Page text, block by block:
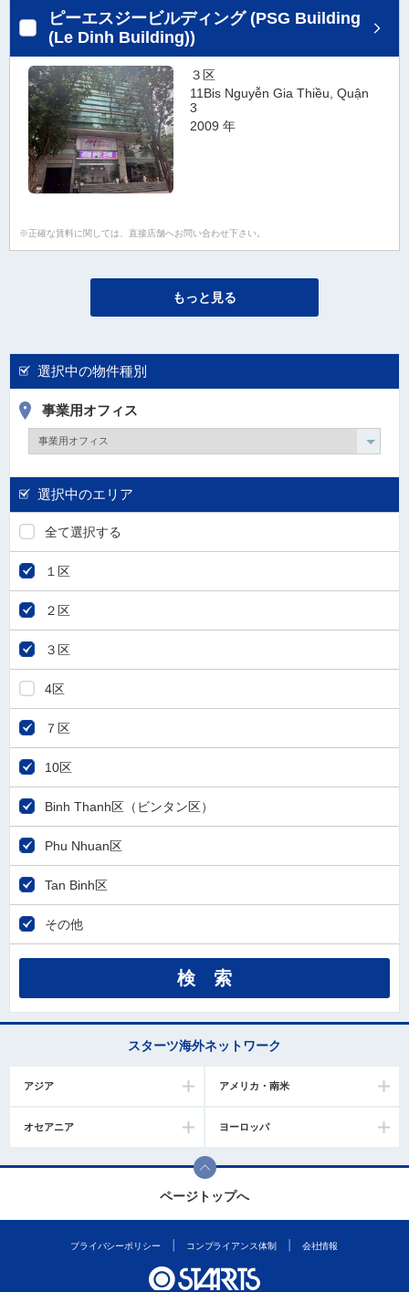
選択中の物件種別
事業用オフィス
選択中のエリア
全て選択する
１区
２区
３区
4区
７区
10区
Binh Thanh区（ビンタン区）
Phu Nhuan区
Tan Binh区
その他
ピーエスジービルディング (PSG Building
(Le Dinh Building))
３区
11Bis Nguyễn Gia Thiều, Quận
3
2009 年
正確な賃料に関しては、直接店舗へお問い合わせ下さい。
もっと見る
スターツ海外ネットワーク
アジア アメリカ・南米
オセアニア ヨーロッパ
ページトップへ
プライバシーポリシー コンプライアンス体制 会社情報